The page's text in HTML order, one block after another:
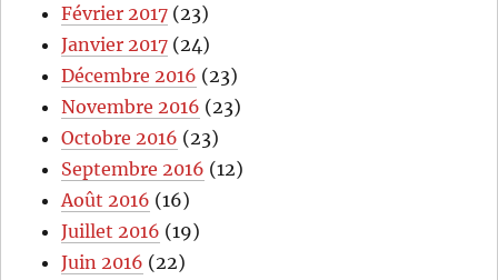
Février 2017 (23)
Janvier 2017 (24)
Décembre 2016 (23)
Novembre 2016 (23)
Octobre 2016 (23)
Septembre 2016 (12)
Août 2016 (16)
Juillet 2016 (19)
Juin 2016 (22)